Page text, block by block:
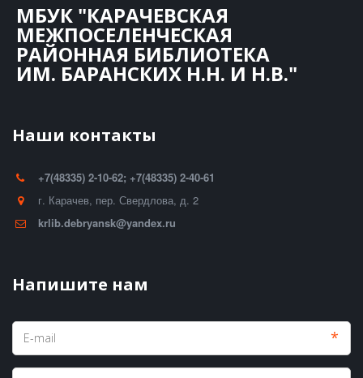
МБУК "КАРАЧЕВСКАЯ
МЕЖПОСЕЛЕНЧЕСКАЯ
РАЙОННАЯ БИБЛИОТЕКА
ИМ. БАРАНСКИХ Н.Н. И Н.В."
Наши контакты
+7(48335) 2-10-62; +7(48335) 2-40-61
г. Карачев, пер. Свердлова, д. 2
krlib.debryansk@yandex.ru
Напишите нам
*